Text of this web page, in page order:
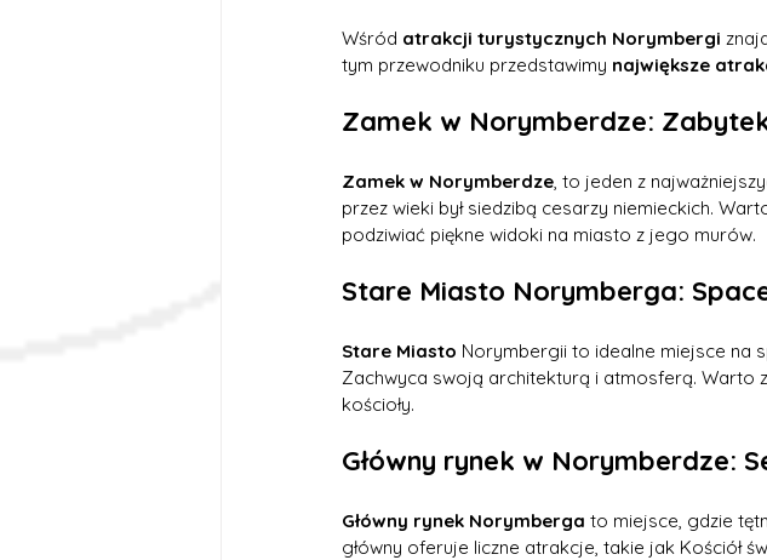
Wśród atrakcji turystycznych Norymbergi
tym przewodniku przedstawimy największe
Zamek w Norymberdze:
Zamek w Norymberdze, to jeden z
przez wieki był siedzibą cesarzy niemieckich.
podziwiać piękne widoki na miasto z jego murów.
Stare Miasto Norymberga:
Stare Miasto Norymbergii to idealne miejsce na
Zachwyca swoją architekturą i atmosferą. Warto
kościoły.
Główny rynek w Norymberdze:
Główny rynek Norymberga to miejsce, gdzie
główny oferuje liczne atrakcje, takie jak Kościół